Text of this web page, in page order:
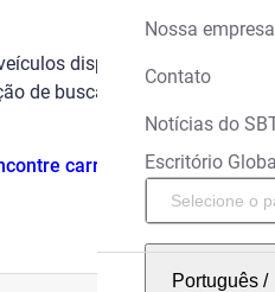
Nossa empresa
Contato
Notícias do
Escritório
Português/
disponíveis usando
de busca.
carros